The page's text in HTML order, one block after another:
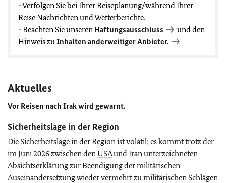
- Verfolgen Sie bei Ihrer Reiseplanung/während Ihrer
Reise Nachrichten und Wetterberichte.
- Beachten Sie unseren Haftungsausschluss
und den
Hinweis zuInhalten anderweitiger Anbieter.
Aktuelles
Vor Reisen nach Irak wird gewarnt.
Sicherheitslage in der Region
Die Sicherheitslage in der Region ist volatil; es kommt trotz der
im Juni 2026 zwischen denUSAund Iran unterzeichneten
Absichtserklärung zur Beendigung der militärischen
Auseinandersetzung wieder vermehrt zu militärischen Schlägen